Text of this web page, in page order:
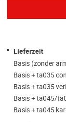
Lieferzeit
Basis (zonder
Basis + ta035
Basis + ta035
Basis + ta045/
Basis + ta045